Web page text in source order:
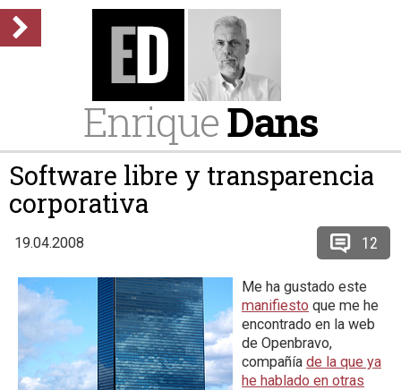
EnriqueDans
Software libre y transparencia
corporativa
19.04.2008 12
Me ha gustado este
manifiesto que me he
encontrado en la web
de Openbravo,
compañía de la que ya
he hablado en otras